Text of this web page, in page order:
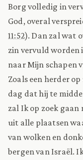
Borg volledig in
God, overal
11:52). Dan zal wat
zin vervuld worden
naar Mijn schapen
Zoals een herder
dag dat hij te
zal Ik op zoek gaan
uit alle plaatsen
van wolken en
bergen van Israël.